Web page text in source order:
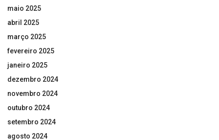
maio 2025
abril 2025
março 2025
fevereiro 2025
janeiro 2025
dezembro 2024
novembro 2024
outubro 2024
setembro 2024
agosto 2024